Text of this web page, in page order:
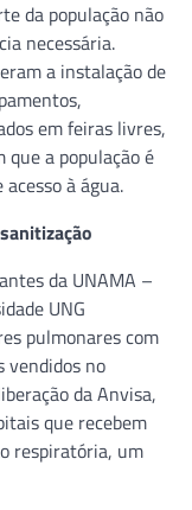
da população não
necessária.
a instalação de
em feiras livres,
que a população é
à água.
da UNAMA –
UNG
pulmonares com
vendidos no
da Anvisa,
que recebem
respiratória, um